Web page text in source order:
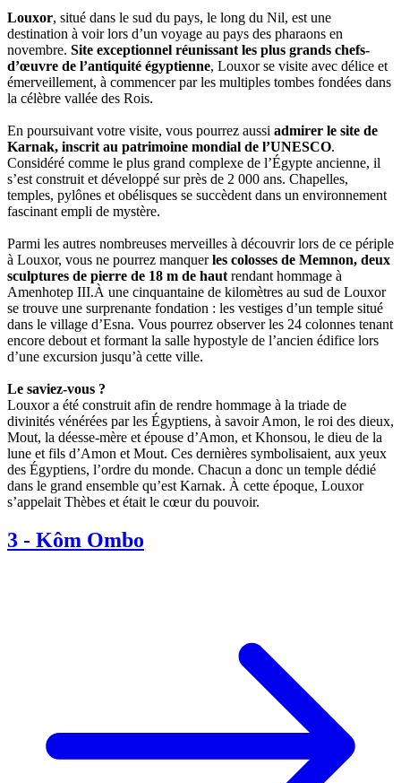
Louxor, situé dans le sud du pays, le long du Nil, est une
destination à voir lors d’un voyage au pays des pharaons en
novembre. Site exceptionnel réunissant les plus grands chefs-
d’œuvre de l’antiquité égyptienne, Louxor se visite avec délice et
émerveillement, à commencer par les multiples tombes fondées dans
la célèbre vallée des Rois.
En poursuivant votre visite, vous pourrez aussi admirer le site de
Karnak, inscrit au patrimoine mondial de l’UNESCO.
Considéré comme le plus grand complexe de l’Égypte ancienne, il
s’est construit et développé sur près de 2 000 ans. Chapelles,
temples, pylônes et obélisques se succèdent dans un environnement
fascinant empli de mystère.
Parmi les autres nombreuses merveilles à découvrir lors de ce périple
à Louxor, vous ne pourrez manquerles colosses de Memnon, deux
sculptures de pierre de 18 m de haut rendant hommage à
Amenhotep III.À une cinquantaine de kilomètres au sud de Louxor
se trouve une surprenante fondation : les vestiges d’un temple situé
dans le village d’Esna. Vous pourrez observer les 24 colonnes tenant
encore debout et formant la salle hypostyle de l’ancien édifice lors
d’une excursion jusqu’à cette ville.
Le saviez-vous ?
Louxor a été construit afin de rendre hommage à la triade de
divinités vénérées par les Égyptiens, à savoir Amon, le roi des dieux,
Mout, la déesse-mère et épouse d’Amon, et Khonsou, le dieu de la
lune et fils d’Amon et Mout. Ces dernières symbolisaient, aux yeux
des Égyptiens, l’ordre du monde. Chacun a donc un temple dédié
dans le grand ensemble qu’est Karnak. À cette époque, Louxor
s’appelait Thèbes et était le cœur du pouvoir.
3 - Kôm Ombo